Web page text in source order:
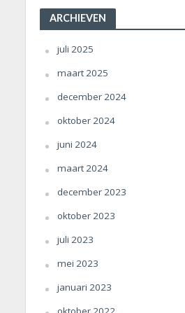
ARCHIEVEN
juli 2025
maart 2025
december 2024
oktober 2024
juni 2024
maart 2024
december 2023
oktober 2023
juli 2023
mei 2023
januari 2023